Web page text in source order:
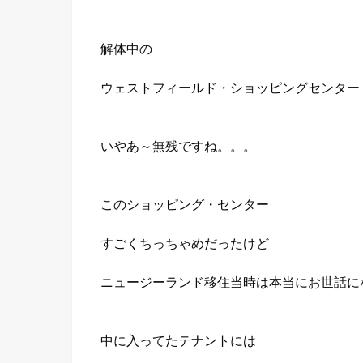
解体中の
ウェストフィールド・ショッピングセンター
いやあ～無残ですね。。。
このショッピング・センター
すごくちっちゃめだったけど
ニュージーランド移住当時は本当にお世話
中に入ってたテナントには